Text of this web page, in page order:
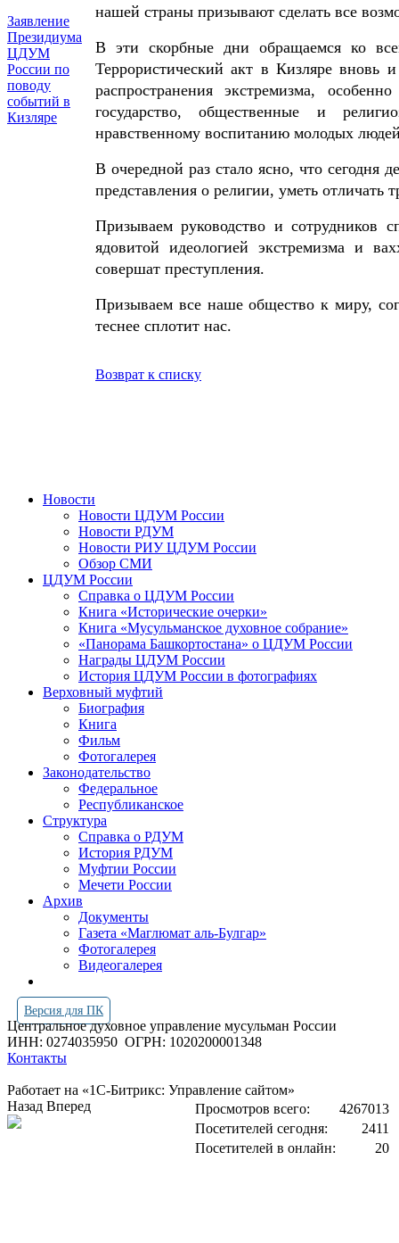
Заявление
Президиума
ЦДУМ
России по
поводу
событий в
Кизляре
нашей страны призывают сделать все
В эти скорбные дни обращаемся ко
Террористический акт в Кизляре вновь
распространения экстремизма,
государство, общественные и
нравственному воспитанию молодых
В очередной раз стало ясно, что сегодня
представления о религии, уметь
Призываем руководство и сотрудников
ядовитой идеологией экстремизма и
совершат преступления.
Призываем все наше общество к миру,
теснее сплотит нас.
Возврат к списку
Новости
Новости ЦДУМ России
Новости РДУМ
Новости РИУ ЦДУМ России
Обзор СМИ
ЦДУМ России
Справка о ЦДУМ России
Книга «Исторические очерки»
Книга «Мусульманское духовное собрание»
«Панорама Башкортостана» о ЦДУМ России
Награды ЦДУМ России
История ЦДУМ России в фотографиях
Верховный муфтий
Биография
Книга
Фильм
Фотогалерея
Законодательство
Федеральное
Республиканское
Структура
Справка о РДУМ
История РДУМ
Муфтии России
Мечети России
Архив
Документы
Газета «Маглюмат аль-Булгар»
Фотогалерея
Видеогалерея
Версия для ПК
Центральное духовное управление мусульман России
ИНН: 0274035950 ОГРН: 1020200001348
Контакты
Работает на «1С-Битрикс: Управление сайтом»
Просмотров всего:
4267013
Посетителей сегодня:
2411
Посетителей в онлайн:
20
Назад Вперед